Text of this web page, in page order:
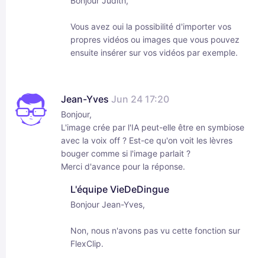
Vous avez oui la possibilité d'importer vos
propres vidéos ou images que vous pouvez
ensuite insérer sur vos vidéos par exemple.
Jean-Yves Jun 24 17:20
Bonjour,
L'image crée par l'IA peut-elle être en symbiose
avec la voix off ? Est-ce qu'on voit les lèvres
bouger comme si l'image parlait ?
Merci d'avance pour la réponse.
L'équipe VieDeDingue
Bonjour Jean-Yves,
Non, nous n'avons pas vu cette fonction sur
FlexClip.